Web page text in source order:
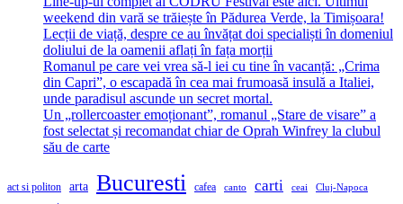
weekend din vară se trăiește în Pădurea Verde, la Timișoara!
Lecții de viață, despre ce au învățat doi specialiști în domeniul
doliului de la oamenii aflați în fața morții
Romanul pe care vei vrea să-l iei cu tine în vacanță: „Crima
din Capri”, o escapadă în cea mai frumoasă insulă a Italiei,
unde paradisul ascunde un secret mortal.
Un „rollercoaster emoționant”, romanul „Stare de visare” a
fost selectat și recomandat chiar de Oprah Winfrey la clubul
său de carte
act si politon arta Bucuresti cafea canto carti ceai Cluj-Napoca